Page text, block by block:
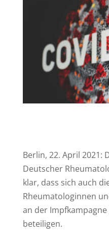
Berlin, 22. April 2021:
Deutscher
klar, dass sich auch
Rheumatologinnen
an der Impfkampagne
beteiligen.